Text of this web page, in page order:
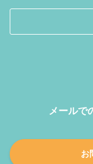
メールで
お